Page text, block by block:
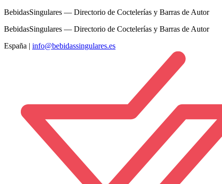
BebidasSingulares — Directorio de Coctelerías y Barras de Autor
BebidasSingulares — Directorio de Coctelerías y Barras de Autor
España | info@bebidassingulares.es